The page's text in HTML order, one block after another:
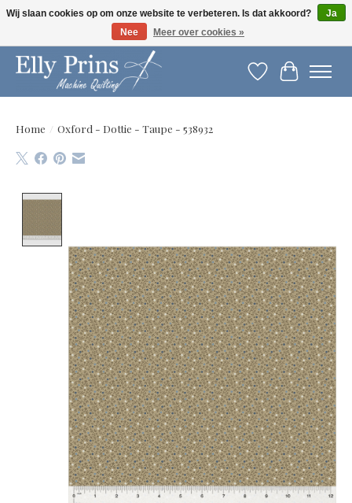
Let op: gewijzigde openingstijden!
Verlanglijst
Home / Oxford - Dottie - Taupe - 538932
Wij slaan cookies op om onze website te verbeteren. Is dat akkoord?
Ja
Nee
Meer over cookies »